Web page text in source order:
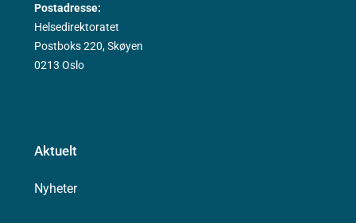
Postadresse:
Helsedirektoratet
Postboks 220, Skøyen
0213 Oslo
Aktuelt
Nyheter